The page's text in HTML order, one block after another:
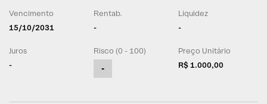
Vencimento
15/10/2031
Rentab.
-
Liquidez
-
Juros
-
Risco (0 - 100)
-
Preço Unitário
R$ 1.000,00